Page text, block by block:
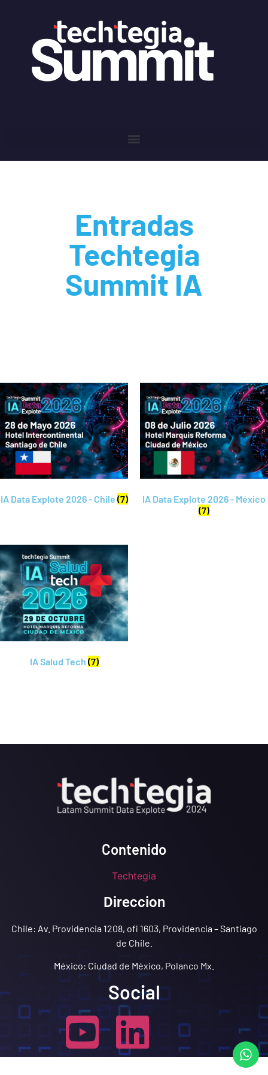
Entradas
Techtegia
Summit IA
IA Data Explote 2026 - Chile (7)
IA Data Explote 2026 - México
(7)
IA Salud Tech (7)
Contenido
Techtegia
Direccion
Chile: Av. Providencia 1208, ofi 1603, Providencia – Santiago
de Chile.
México: Ciudad de México, Polanco Mx.
Social